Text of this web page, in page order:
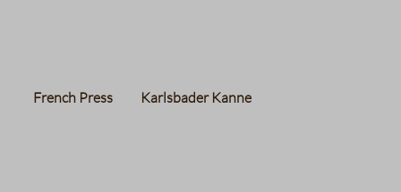
French Press Karlsbader Kanne